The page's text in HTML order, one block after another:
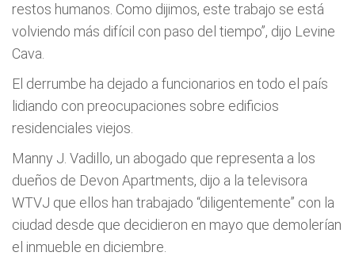
restos humanos. Como dijimos, este trabajo se está
volviendo más difícil con paso del tiempo”, dijo Levine
Cava.
El derrumbe ha dejado a funcionarios en todo el país
lidiando con preocupaciones sobre edificios
residenciales viejos.
Manny J. Vadillo, un abogado que representa a los
dueños de Devon Apartments, dijo a la televisora
WTVJ que ellos han trabajado “diligentemente” con la
ciudad desde que decidieron en mayo que demolerían
el inmueble en diciembre.